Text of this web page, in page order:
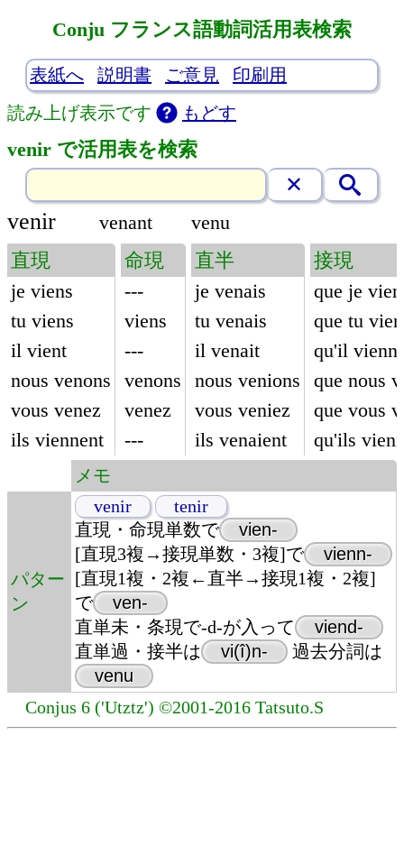
Conju フランス語動詞活用表検索
表紙へ 説明書 ご意見
印刷用
読み上げ表示です
もどす
venir で活用表を検索
venir venant
venu
直現
je viens
tu viens
il vient
nous venons
vous venez
ils viennent
命現
---
viens
---
venons
venez
---
直半
je venais
tu venais
il venait
nous venions
vous veniez
ils venaient
接現
que je
que tu
qu'il
que nous
que vous
qu'ils
メモ
パター
ン
venir
tenir
直現・命現単数で
vien-
[直現3複→接現単数・3複]で
vienn-
[直現1複・2複←直半→接現1複・2複]
で
ven-
直単未・条現で-d-が入って
viend-
直単過・接半は
vi(î)n-
過去分詞は
venu
Conjus 6 ('Utztz') ©2001-2016 Tatsuto.S